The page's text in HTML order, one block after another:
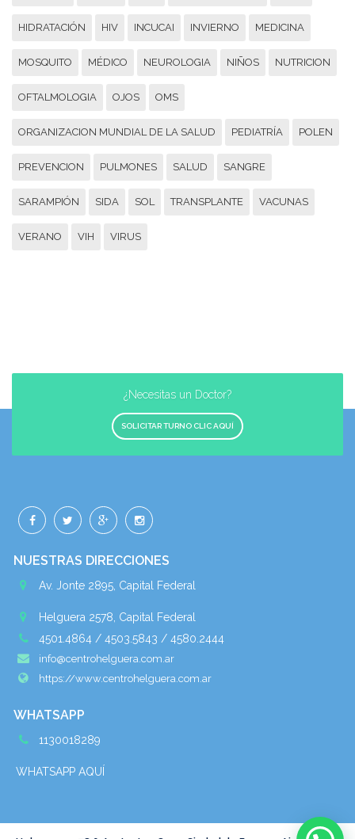
HIDRATACIÓN HIV INCUCAI INVIERNO MEDICINA
MOSQUITO MÉDICO NEUROLOGIA NIÑOS NUTRICION
OFTALMOLOGIA OJOS OMS
ORGANIZACION MUNDIAL DE LA SALUD PEDIATRÍA POLEN
PREVENCION PULMONES SALUD SANGRE
SARAMPIÓN SIDA SOL TRANSPLANTE VACUNAS
VERANO VIH VIRUS
¿Necesitas un Doctor?
SOLICITAR TURNO CLIC AQUÍ
NUESTRAS DIRECCIONES
Av. Jonte 2895, Capital Federal
Helguera 2578, Capital Federal
4501.4864 / 4503.5843 / 4580.2444
info@centrohelguera.com.ar
https://www.centrohelguera.com.ar
WHATSAPP
1130018289
WHATSAPP AQUÍ